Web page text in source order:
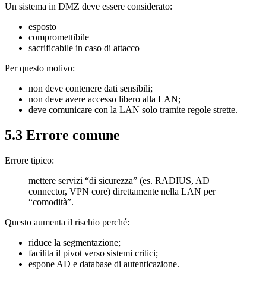
Un sistema in DMZ deve essere considerato:
esposto
compromettibile
sacrificabile in caso di attacco
Per questo motivo:
non deve contenere dati sensibili;
non deve avere accesso libero alla LAN;
deve comunicare con la LAN solo tramite regole strette.
5.3 Errore comune
Errore tipico:
mettere servizi “di sicurezza” (es. RADIUS, AD
connector, VPN core) direttamente nella LAN per
“comodità”.
Questo aumenta il rischio perché:
riduce la segmentazione;
facilita il pivot verso sistemi critici;
espone AD e database di autenticazione.